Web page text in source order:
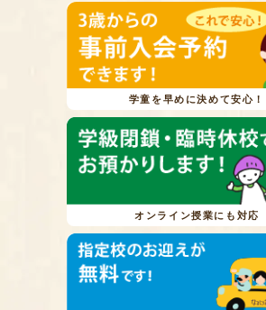
学童を早めに決めて安心！
オンライン授業にも対応